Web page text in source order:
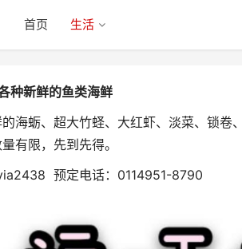
首页 生活
种新鲜的鱼类海鲜
海蛎、超大竹蛏、大红虾、淡菜、锁
有限，先到先得。
预定电话：0114951-8790
类海鲜